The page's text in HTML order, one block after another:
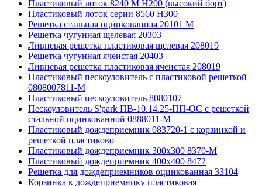
Пластиковый лоток 8240 M H200 (высокий борт)
Пластиковый лоток серии 8560 Н300
Решетка стальная оцинкованная 20101 М
Решетка чугунная щелевая 20303
Ливневая решетка пластиковая щелевая 208019
Решетка чугунная ячеистая 20403
Ливневая решетка пластиковая ячеистая 208019
Пластиковый пескоуловитель с пластиковой решеткой
0808007811-М
Пластиковый пескоуловитель 8080107
Пескоуловитель S'park ПВ-10.14.25-ПП-ОС с решеткой
стальной оцинкованной 0888011-М
Пластиковый дождеприемник 083720-1 c корзинкой и
решеткой пластиково
Пластиковый дождеприемник 300x300 8370-М
Пластиковый дождеприемник 400x400 8472
Решетка для дождеприемников оцинкованная 33104
Корзинка к дождеприемнику пластиковая